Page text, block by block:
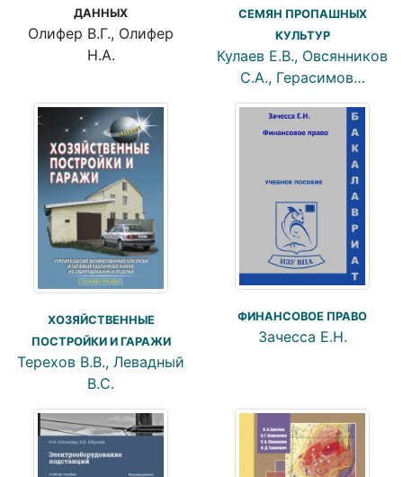
ДАННЫХ
Олифер В.Г., Олифер
Н.А.
СЕМЯН ПРОПАШНЫХ
КУЛЬТУР
Кулаев Е.В., Овсянников
С.А., Герасимов…
ХОЗЯЙСТВЕННЫЕ
ПОСТРОЙКИ И ГАРАЖИ
Терехов В.В., Левадный
В.С.
ФИНАНСОВОЕ ПРАВО
Зачесса Е.Н.